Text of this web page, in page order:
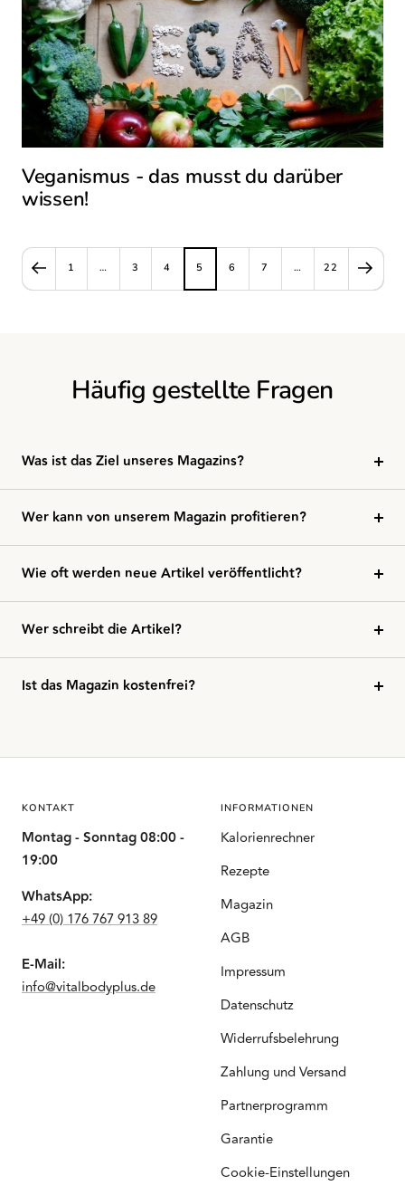
Veganismus - das musst du darüber
wissen!
1 … 3 4 5 6 7 … 22
Häufig gestellte Fragen
Was ist das Ziel unseres Magazins?
Wer kann von unserem Magazin profitieren?
Wie oft werden neue Artikel veröffentlicht?
Wer schreibt die Artikel?
Ist das Magazin kostenfrei?
KONTAKT
Montag - Sonntag 08:00 -
19:00
WhatsApp:
+49 (0) 176 767 913 89
E-Mail:
info@vitalbodyplus.de
INFORMATIONEN
Kalorienrechner
Rezepte
Magazin
AGB
Impressum
Datenschutz
Widerrufsbelehrung
Zahlung und Versand
Partnerprogramm
Garantie
Cookie-Einstellungen